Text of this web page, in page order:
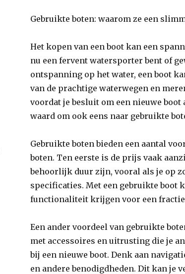
Gebruikte boten: waarom ze een
Het kopen van een boot kan een
nu een fervent watersporter bent of
ontspanning op het water, een boot
van de prachtige waterwegen en
voordat je besluit om een nieuwe boot
waard om ook eens naar gebruikte
Gebruikte boten bieden een aantal
boten. Ten eerste is de prijs vaak
behoorlijk duur zijn, vooral als je op
specificaties. Met een gebruikte boot
functionaliteit krijgen voor een
Een ander voordeel van gebruikte
met accessoires en uitrusting die je
bij een nieuwe boot. Denk aan
en andere benodigdheden. Dit kan je